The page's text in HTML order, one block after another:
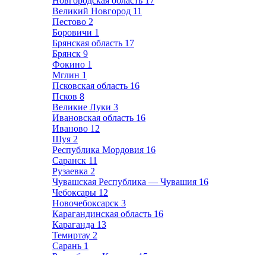
Великий Новгород 11
Пестово 2
Боровичи 1
Брянская область 17
Брянск 9
Фокино 1
Мглин 1
Псковская область 16
Псков 8
Великие Луки 3
Ивановская область 16
Иваново 12
Шуя 2
Республика Мордовия 16
Саранск 11
Рузаевка 2
Чувашская Республика — Чувашия 16
Чебоксары 12
Новочебоксарск 3
Карагандинская область 16
Караганда 13
Темиртау 2
Сарань 1